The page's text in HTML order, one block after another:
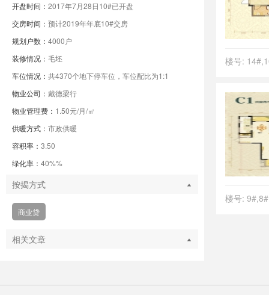
开盘时间： 2017年7月28日10#已开盘
交房时间： 预计2019年年底10#交房
规划户数： 4000户
装修情况： 毛坯
车位情况： 共4370个地下停车位，车位配比为1:1
物业公司： 戴德梁行
物业管理费： 1.50元/月/㎡
供暖方式： 市政供暖
容积率： 3.50
绿化率： 40%%
按揭方式
商业贷
相关文章
楼号:
楼号: